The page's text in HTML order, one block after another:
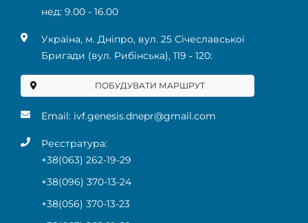
нед: 9.00 - 16.00
Українa, м. Дніпро, вул. 25 Січеславської
Бригади (вул. Рибінська), 119 ‑ 120:
ПОБУДУВАТИ МАРШРУТ
Email: ivf.genesis.dnepr@gmail.com
Реєстратура:
+38(063) 262-19-29
+38(096) 370-13-24
+38(056) 370-13-23